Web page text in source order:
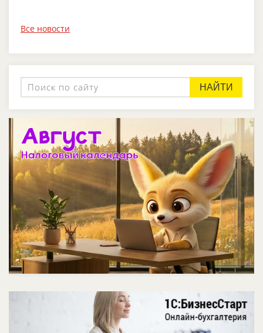
Все новости
НАЙТИ